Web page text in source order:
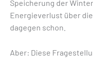
Speicherung der
Energieverlust über
dagegen schon.
Aber: Diese